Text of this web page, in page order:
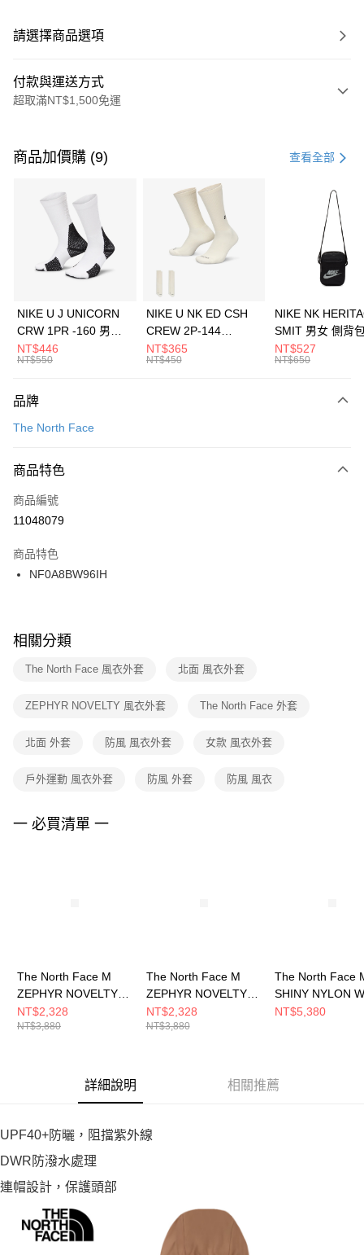
請選擇商品選項
付款與運送方式
超取滿NT$1,500免運
信用卡一次付款
3 期 0 利率 每期 21家銀行
合作金庫商業銀行
第一商業銀行
華南商業銀行
彰化商業銀行
上海商業儲蓄銀行
元大商業銀行
台灣樂天信用卡公司
Apple Pay
全盈+PAY
AFTEE先享後付
【關於「AFTEE先享後付」】
便利好安心！
３．安心：先確認商品／服務後，再付款。
【「AFTEE先享後付」結帳流程】
１．於結帳方式選擇「AFTEE先享後付」後，將跳轉至「AFTEE先享後付」
２．訂單成立數日內，您將收到繳費通知簡訊。
３．收到繳費通知簡訊後14天內，點擊此簡訊中的連結，可透過四大超商／
ATM／網路銀行／等多元方式進行付款，方視為交易完成。
※ 交易是否成功請以「AFTEE先享後付 」之結帳頁面顯示為準，若有關於
是否繳費成功／繳費後需取消欲退款等相關疑問，請聯繫「AFTEE先享後付
客戶支援中心」https://netprotections.freshdesk.com/support/home
１．透過由恩沛科技股份有限公司提供之「AFTEE先享後付」服務完成之交
權轉讓予恩沛科技股份有限公司。
３．未成年的使用者請事先徵得法定代理人或監護人之同意方可使用
４．使用「AFTEE先享後付」時，將依據個別帳號之用戶狀況，依本公司即
運送方式
每筆NT$100，滿NT$1,500(含以上)免運費
宅配
每筆NT$100，滿NT$1,500(含以上)免運費
付款後門市自取
每筆NT$100，滿NT$1,500(含以上)免運費
商品加價購 (9) 查看全部
NIKE U J UNICORN
CRW 1PR -160 男女
中統襪 FZ3393100
NT$446
NT$550
NIKE U NK ED CSH
CREW 2P-144
EMBRDY 男女 短統襪
FZ3073133
NT$365
NT$450
NIKE NK
SMIT 男女 側背
BA5871010
NT$527
NT$650
品牌
The North Face
商品特色
商品編號
11048079
商品特色
NF0A8BW96IH
相關分類
The North Face 風衣外套 北面 風衣外套
ZEPHYR NOVELTY 風衣外套 The North Face 外套
北面 外套 防風 風衣外套 女款 風衣外套
戶外運動 風衣外套 防風 外套 防風 風衣
一 必買清單 一
The North Face M
ZEPHYR NOVELTY
WIND JACKET - AP
男 風衣外套
NT$2,328
NT$3,880
The North Face M
ZEPHYR NOVELTY
WIND JACKET - AP
男 風衣外套
NT$2,328
NT$3,880
The North Face
SHINY NYLON
JACKET - AP 男
NT$5,380
詳細說明 相關推薦
UPF40+防曬，阻擋紫外線
DWR防潑水處理
連帽設計，保護頭部